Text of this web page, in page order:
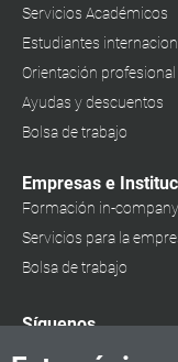
Servicios Académicos
Estudiantes
Orientación profesional
Ayudas y descuentos
Bolsa de trabajo
Empresas e
Formación in-company
Servicios para la
Bolsa de trabajo
Síguenos